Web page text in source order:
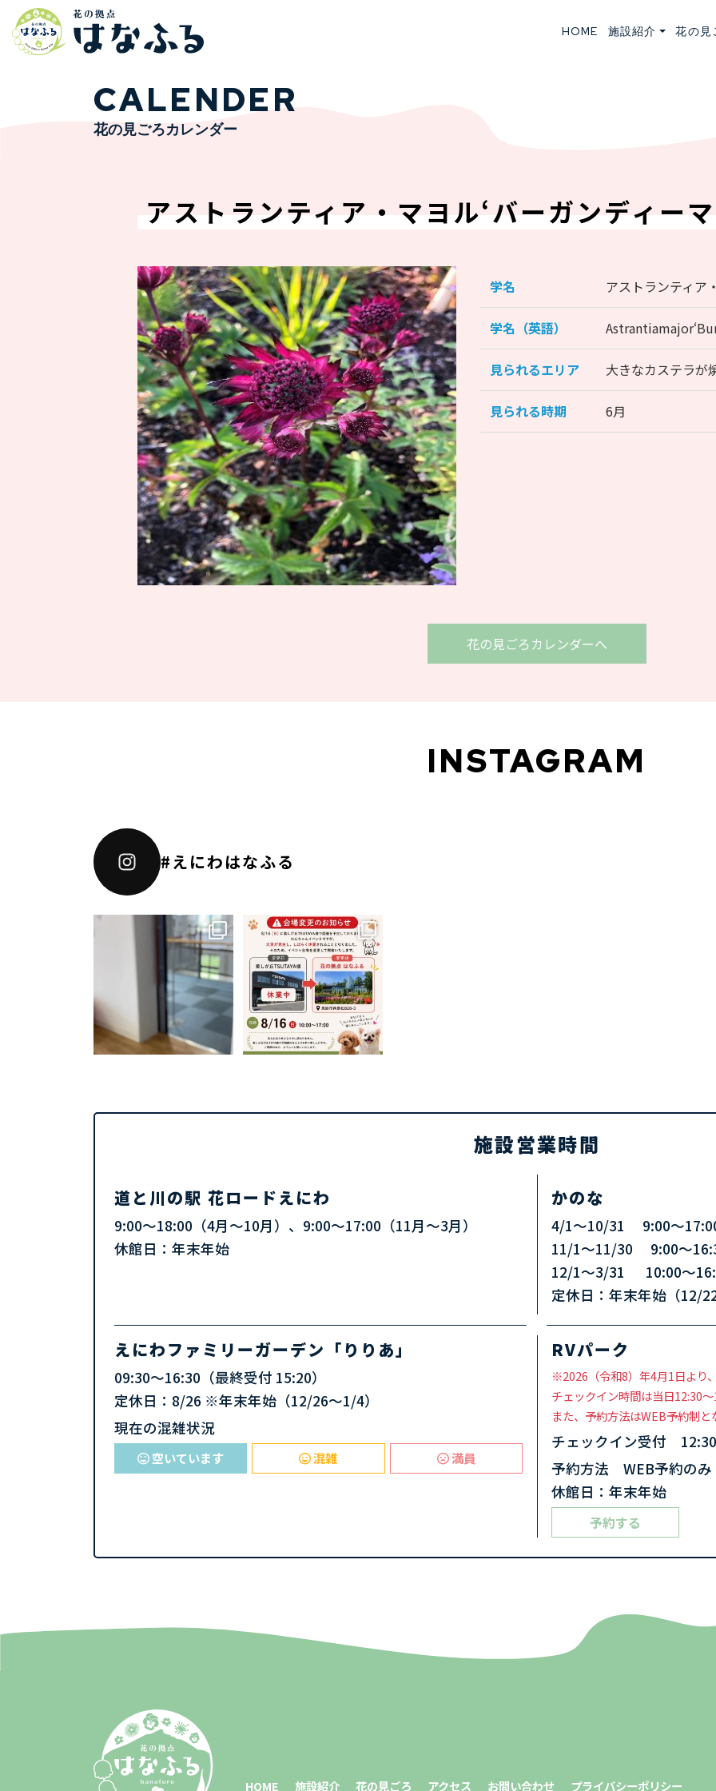
HOME 施設紹介 花の見
CALENDER
花の見ごろカレンダー
アストランティア・マヨル‘バーガンディー
学名 アストランティア
学名（英語）
見られるエリア 大きなカステラが
見られる時期 6月
花の見ごろカレンダーへ
INSTAGRAM
#えにわはなふる
こんにちは😊りりあ🌸です。
今日の恵庭は、朝から快晴いい
天気☀️...
0
・
🌞【暑い時期の販売についての
お知らせ】🌞
...
26 0
施設営業時間
道と川の駅 花ロードえにわ
9:00～18:00（4月～10月）、9:00～17:00（11月～3月）
休館日：年末年始
かのな
4/1～10/31 9:00～
11/1～11/30 9:00～
12/1～3/31 10:00～
定休日：年末年始（12/
えにわファミリーガーデン 「りりあ」
09:30～16:30（最終受付 15:20）
定休日：8/26 ※年末年始（12/26～1/4）
現在の混雑状況
空いています 混雑 満員
RVパーク
※2026（令和8）年4月1日より、
チェックイン時間は当日12:30〜
また、予約方法はWEB予約制と
チェックイン受付
予約方法 WEB予約のみ
休館日：年末年始
予約する
HOME 施設紹介 花の見ごろ アクセス お問い合わせ プライバシーポリシー